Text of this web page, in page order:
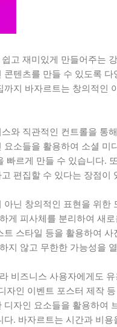
고 재미있게 만들어주는
텐츠를 만들 수 있도록
지 바자르트는 창의적인
와 직관적인 컨트롤을 통
소들을 활용하여 소셜
빠르게 만들 수 있습니다.
편집할 수 있다는 장점이
닌 창의적인 표현을 위한
게 피사체를 분리하여 새
스타일 등을 활용하여
지 않고 무한한 가능성을
비즈니스 사용자에게도
자인 이벤트 포스터 제작
자인 요소들을 활용하여
. 바자르트는 시간과 비